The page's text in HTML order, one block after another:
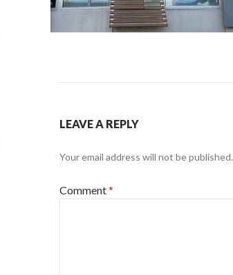
LEAVE A REPLY
Your email address will not be published.
Comment*